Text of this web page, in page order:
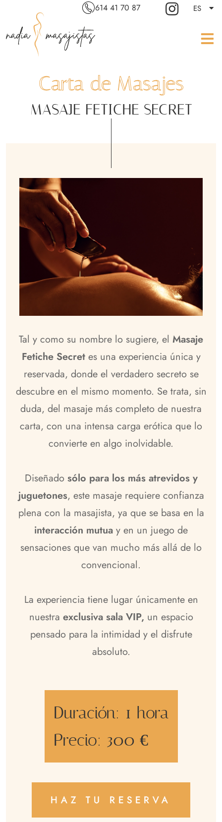
614 41 70 87 ES
Carta de Masajes
MASAJE FETICHE SECRET
Tal y como su nombre lo sugiere, el Masaje
Fetiche Secretes una experiencia única y
reservada, donde el verdadero secreto se
descubre en el mismo momento. Se trata, sin
duda, del masaje más completo de nuestra
carta, con una intensa carga erótica que lo
convierte en algo inolvidable.
Diseñado sólo para los más atrevidos y
juguetones, este masaje requiere confianza
plena con la masajista, ya que se basa en la
interacción mutua y en un juego de
sensaciones que van mucho más allá de lo
convencional.
La experiencia tiene lugar únicamente en
nuestra exclusiva sala VIP, un espacio
pensado para la intimidad y el disfrute
absoluto.
Duración: 1 hora
Precio: 300 €
HAZ TU RESERVA